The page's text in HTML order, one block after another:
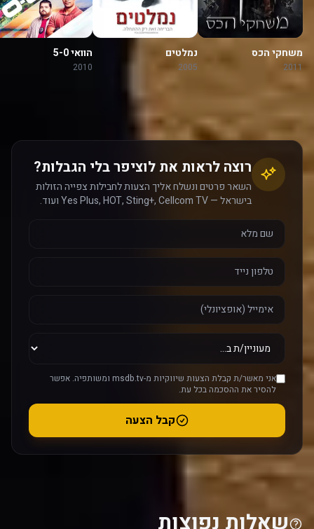
משחקי הכס
2011
נמלטים
2005
הוואי 5-0
2010
רוצה לראות את לוציפר בלי הגבלות?
השאר פרטים ונשלח אליך הצעות לחבילות צפייה הזולות
בישראל — Yes Plus, HOT, Sting+, Cellcom TV ועוד.
אני מאשר/ת קבלת הצעות שיווקיות מ-msdb.tv ומשותפיה. אפשר
להסיר את ההסכמה בכל עת.
קבל הצעה